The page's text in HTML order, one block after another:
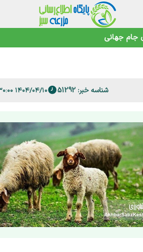
جام جهانی
شناسه خبر: 51292 ۱۴۰۴/۰۴/۱۰ ۱۶:۳۰:۰۰